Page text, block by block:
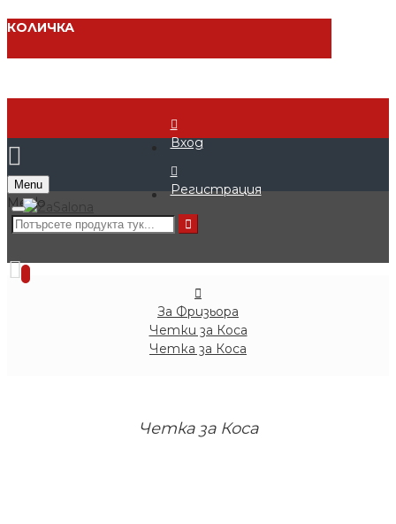
КОЛИЧКА
Вход
Регистрация
Menu
0
За Фризьора
Четки за Коса
Четка за Коса
Четка за Коса